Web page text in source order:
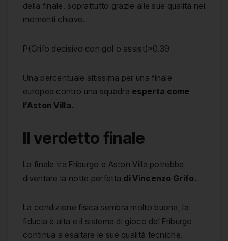
della finale, soprattutto grazie alle sue qualità nei
momenti chiave.
P(Grifo decisivo con gol o assist)≈0.39
Una percentuale altissima per una finale
europea contro una squadra esperta come
l’Aston Villa.
Il verdetto finale
La finale tra Friburgo e Aston Villa potrebbe
diventare la notte perfetta di Vincenzo Grifo.
La condizione fisica sembra molto buona, la
fiducia è alta e il sistema di gioco del Friburgo
continua a esaltare le sue qualità tecniche.